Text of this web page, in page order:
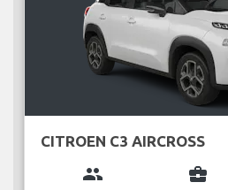
CITROEN C3 AIRCROSS
group business_center